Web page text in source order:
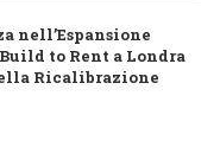
nell’Espansione
to Rent a Londra
Ricalibrazione